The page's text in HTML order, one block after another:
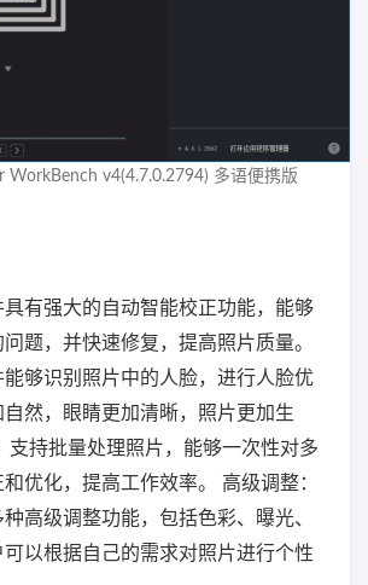
WorkBench v4(4.7.0.2794) 多语便携版
具有强大的自动智能校正功能，能够
题，并快速修复，提高照片质量。
能够识别照片中的人脸，进行人脸优
然，眼睛更加清晰，照片更加生
支持批量处理照片，能够一次性对多
优化，提高工作效率。 高级调整：
高级调整功能，包括色彩、曝光、
以根据自己的需求对照片进行个性